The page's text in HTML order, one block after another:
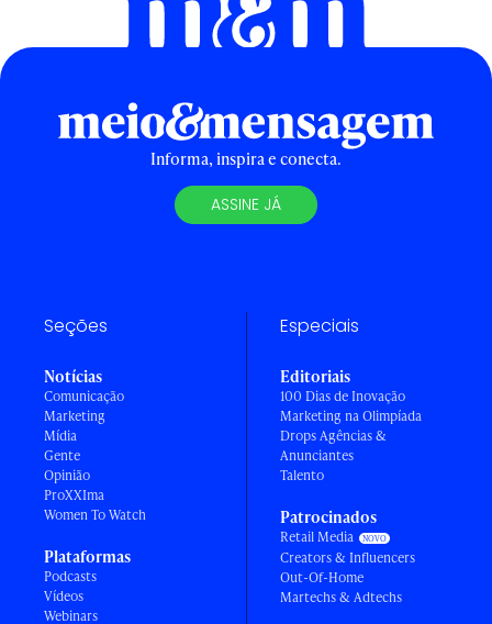
Informa, inspira e conecta.
ASSINE JÁ
Seções
Notícias
Comunicação
Marketing
Mídia
Gente
Opinião
ProXXIma
Women To Watch
Plataformas
Podcasts
Vídeos
Webinars
Especiais
Editoriais
100 Dias de Inovação
Marketing na Olimpíada
Drops Agências &
Anunciantes
Talento
Patrocinados
Retail Media
Creators & Influencers
Out-Of-Home
Martechs & Adtechs